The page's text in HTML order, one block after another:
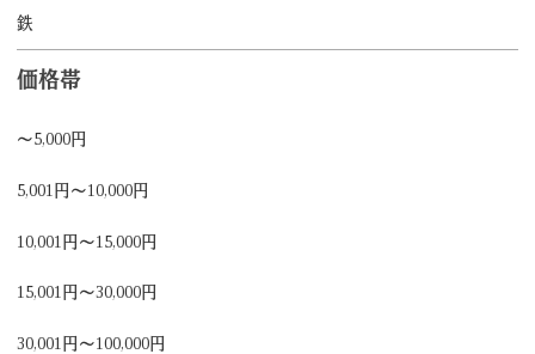
鉄
価格帯
～5,000円
5,001円～10,000円
10,001円～15,000円
15,001円～30,000円
30,001円～100,000円